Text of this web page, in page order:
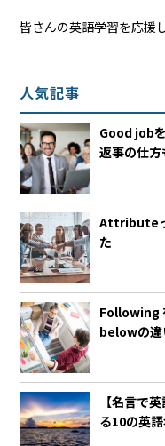
皆さんの英語学習を応援
人気記事
Good job
返事の仕
Attribute
た
Following
belowの違
【名言で
る10の英